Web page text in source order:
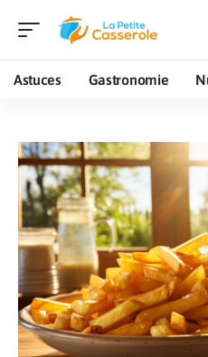
Astuces Gastronomie